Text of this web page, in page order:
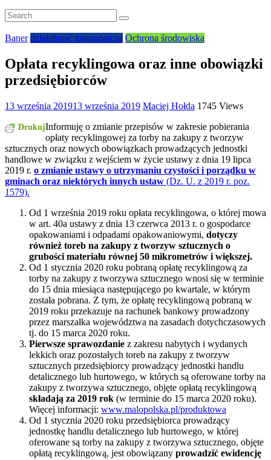
Baner działalność gospodarcza Ochrona środowiska
Opłata recyklingowa oraz inne obowiązki
przedsiębiorców
13 września 201913 września 2019 Maciej Hołda 1745 Views
DrukujInformuję o zmianie przepisów w zakresie pobierania
opłaty recyklingowej za torby na zakupy z tworzyw
sztucznych oraz nowych obowiązkach prowadzących jednostki
handlowe w związku z wejściem w życie ustawy z dnia 19 lipca
2019 r. o zmianie ustawy o utrzymaniu czystości i porządku w
gminach oraz niektórych innych ustaw (Dz. U. z 2019 r. poz.
1579).
Od 1 września 2019 roku opłata recyklingowa, o której mowa
w art. 40a ustawy z dnia 13 czerwca 2013 r. o gospodarce
opakowaniami i odpadami opakowaniowymi, dotyczy
również toreb na zakupy z tworzyw sztucznych o
grubości materiału równej 50 mikrometrów i większej.
Od 1 stycznia 2020 roku pobraną opłatę recyklingową za
torby na zakupy z tworzywa sztucznego wnosi się w terminie
do 15 dnia miesiąca następującego po kwartale, w którym
została pobrana. Z tym, że opłatę recyklingową pobraną w
2019 roku przekazuje na rachunek bankowy prowadzony
przez marszałka województwa na zasadach dotychczasowych
tj. do 15 marca 2020 roku.
Pierwsze sprawozdanie z zakresu nabytych i wydanych
lekkich oraz pozostałych toreb na zakupy z tworzyw
sztucznych przedsiębiorcy prowadzący jednostki handlu
detalicznego lub hurtowego, w których są oferowane torby na
zakupy z tworzywa sztucznego, objęte opłatą recyklingową
składają za 2019 rok (w terminie do 15 marca 2020 roku).
Więcej informacji: www.malopolska.pl/produktowa
Od 1 stycznia 2020 roku przedsiębiorca prowadzący
jednostkę handlu detalicznego lub hurtowego, w której
oferowane są torby na zakupy z tworzywa sztucznego, objęte
opłatą recyklingową, jest obowiązany prowadzić ewidencję